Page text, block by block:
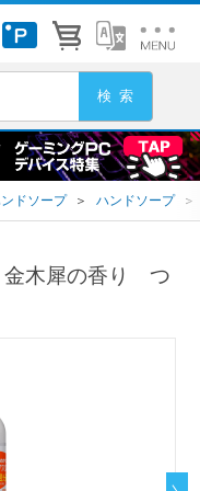
ドソープ ＞ ハンドソープ ＞
木犀の香り つ